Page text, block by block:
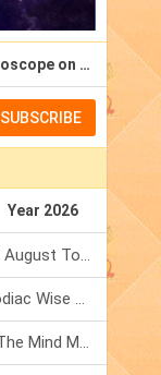
Daily Horoscope on Email
SUBSCRIBE
Year 2026
Numerology Weekly Horoscope: 9 August To 15 August, 2026
Total Solar Eclipse 2026: Know Zodiac Wise Prediction
Mercury Transit In Cancer: When The Mind Meets The Heart!